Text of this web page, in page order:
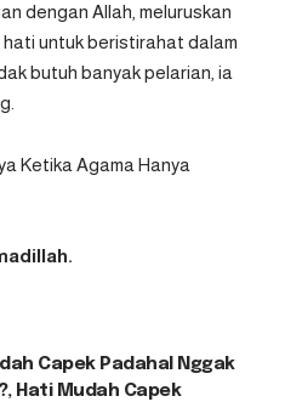
dengan Allah, meluruskan
untuk beristirahat dalam
butuh banyak pelarian, ia
Ketika Agama Hanya
Capek Padahal Nggak
, Hati Mudah Capek